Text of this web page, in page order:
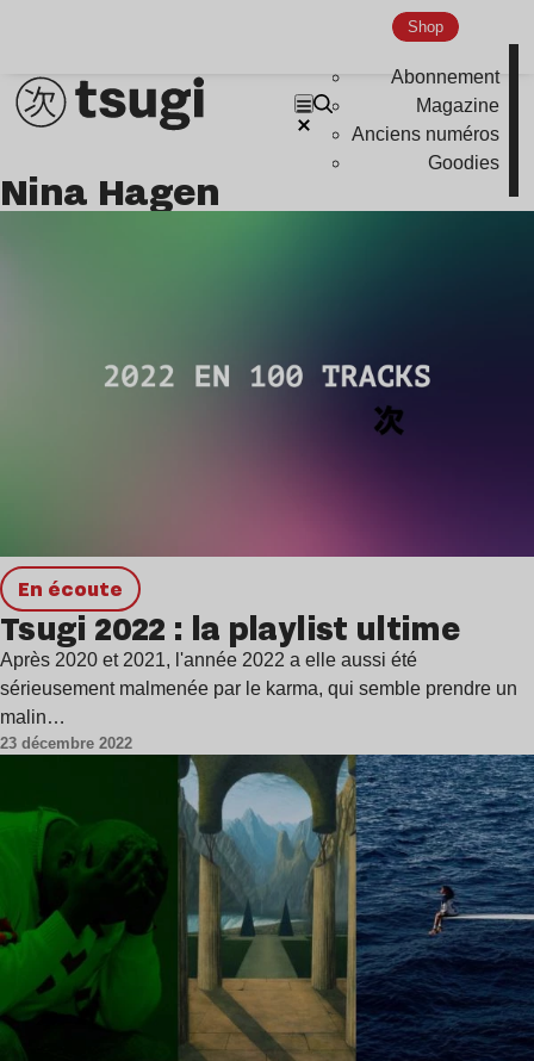
Shop
Abonnement
Magazine
Anciens numéros
Goodies
Nina Hagen
en écoute
Tsugi 2022 : la playlist ultime
Après 2020 et 2021, l'année 2022 a elle aussi été
sérieusement malmenée par le karma, qui semble prendre un
malin…
23 décembre 2022